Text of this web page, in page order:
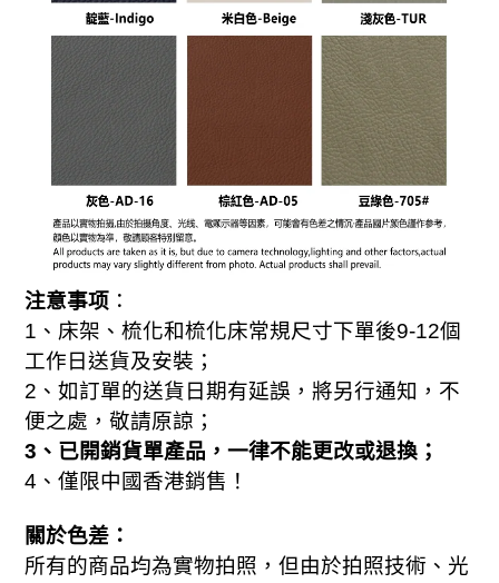
注意事项 ：
1 、床架、梳化和梳化床常規尺寸下單後9-12個
工作日送貨及安裝；
2 、如訂單的送貨日期有延誤，將另行通知，不
便之處，敬請原諒；
3 、已開銷貨單產品，一律不能更改或退換；
4 、 僅限中國香港銷售！
關於色差：
所有的商品均為實物拍照，但由於拍照技術、光